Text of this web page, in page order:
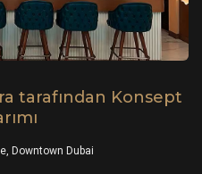
tarafından Konsept
Downtown Dubai